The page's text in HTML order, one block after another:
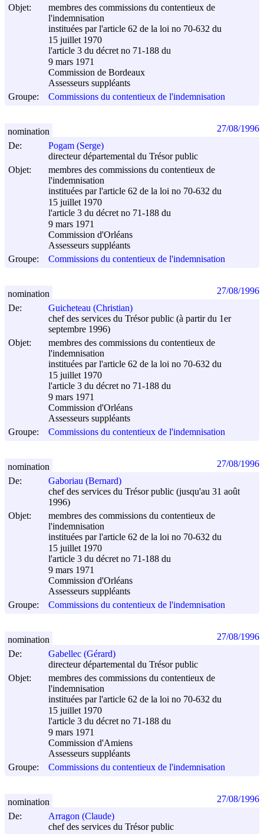
Objet:
membres des commissions du contentieux de
l'indemnisation
instituées par l'article 62 de la loi no 70-632 du
15 juillet 1970
l'article 3 du décret no 71-188 du
9 mars 1971
Commission de Bordeaux
Assesseurs suppléants
Groupe:
Commissions du contentieux de l'indemnisation
De:
Pogam (Serge)
directeur départemental du Trésor public
Objet:
membres des commissions du contentieux de
l'indemnisation
instituées par l'article 62 de la loi no 70-632 du
15 juillet 1970
l'article 3 du décret no 71-188 du
9 mars 1971
Commission d'Orléans
Assesseurs suppléants
Groupe:
Commissions du contentieux de l'indemnisation
nomination 27/08/1996
De:
Guicheteau (Christian)
chef des services du Trésor public (à partir du 1er
septembre 1996)
Objet:
membres des commissions du contentieux de
l'indemnisation
instituées par l'article 62 de la loi no 70-632 du
15 juillet 1970
l'article 3 du décret no 71-188 du
9 mars 1971
Commission d'Orléans
Assesseurs suppléants
Groupe:
Commissions du contentieux de l'indemnisation
nomination 27/08/1996
De:
Gaboriau (Bernard)
chef des services du Trésor public (jusqu'au 31 août
1996)
Objet:
membres des commissions du contentieux de
l'indemnisation
instituées par l'article 62 de la loi no 70-632 du
15 juillet 1970
l'article 3 du décret no 71-188 du
9 mars 1971
Commission d'Orléans
Assesseurs suppléants
Groupe:
Commissions du contentieux de l'indemnisation
nomination 27/08/1996
De:
Gabellec (Gérard)
directeur départemental du Trésor public
Objet:
membres des commissions du contentieux de
l'indemnisation
instituées par l'article 62 de la loi no 70-632 du
15 juillet 1970
l'article 3 du décret no 71-188 du
9 mars 1971
Commission d'Amiens
Assesseurs suppléants
Groupe:
Commissions du contentieux de l'indemnisation
nomination 27/08/1996
De:
Arragon (Claude)
chef des services du Trésor public
nomination 27/08/1996